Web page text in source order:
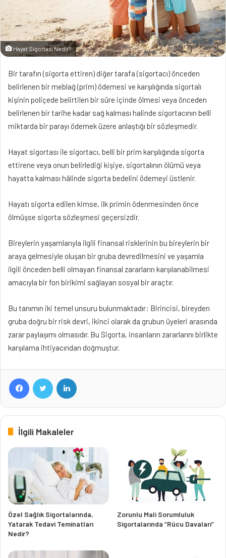
Hayat Sigortası Nedir?
Bir tarafın (sigorta ettiren) diğer tarafa (sigortacı) önceden
belirlenen bir meblağ (prim) ödemesi ve karşılığında sigortalı
kişinin poliçede belirtilen bir süre içinde ölmesi veya önceden
belirlenen bir tarihe kadar sağ kalması halinde sigortacının belli
miktarda bir parayı ödemek üzere anlaştığı bir sözleşmedir.
Hayat sigortası ile sigortacı, belli bir prim karşılığında sigorta
ettirene veya onun belirlediği kişiye, sigortalının ölümü veya
hayatta kalması hâlinde sigorta bedelini ödemeyi üstlenir.
Hayatı sigorta edilen kimse, ilk primin ödenmesinden önce
ölmüşse sigorta sözleşmesi geçersizdir.
Bireylerin yaşamlarıyla ilgili finansal risklerinin bu bireylerin bir
araya gelmesiyle oluşan bir gruba devredilmesini ve yaşamla
ilgili önceden belli olmayan finansal zararların karşılanabilmesi
amacıyla bir fon birikimi sağlayan sosyal bir araçtır.
Bu tanımın iki temel unsuru bulunmaktadır: Birincisi, bireyden
gruba doğru bir risk devri, ikinci olarak da grubun üyeleri arasında
zarar paylaşımı olmasıdır. Bu Sigorta, insanların zararlarını birlikte
karşılama ihtiyacından doğmuştur.
Facebook Twitter
İlgili Makaleler
Özel Sağlık Sigortalarında,
Yatarak Tedavi Teminatları
Nedir?
Zorunlu Mali Sorumluluk
Sigortalarında “Rücu Davaları”